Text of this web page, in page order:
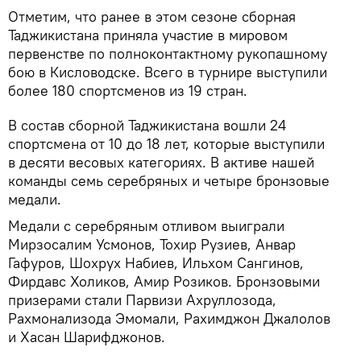
Отметим, что ранее в этом сезоне сборная
Таджикистана приняла участие в мировом
первенстве по полноконтактному рукопашному
бою в Кисловодске. Всего в турнире выступили
более 180 спортсменов из 19 стран.
В состав сборной Таджикистана вошли 24
спортсмена от 10 до 18 лет, которые выступили
в десяти весовых категориях. В активе нашей
команды семь серебряных и четыре бронзовые
медали.
Медали с серебряным отливом выиграли
Мирзосалим Усмонов, Тохир Рузиев, Анвар
Гафуров, Шохрух Набиев, Ильхом Сангинов,
Фирдавс Холиков, Амир Розиков. Бронзовыми
призерами стали Парвизи Ахруллозода,
Рахмонализода Эмомали, Рахимджон Джалолов
и Хасан Шарифджонов.